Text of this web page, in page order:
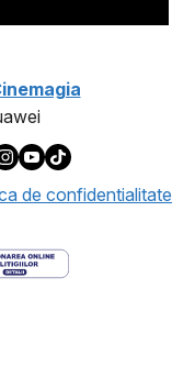
de confidentialitate